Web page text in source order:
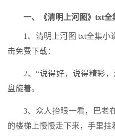
一、《清明上河图》txt全
1、清明上河图 txt全集小
击免费下载：
2、“说得好，说得精彩
盘旋着。
3、众人抬眼一看，巴老
的楼梯上慢慢走下来，手里